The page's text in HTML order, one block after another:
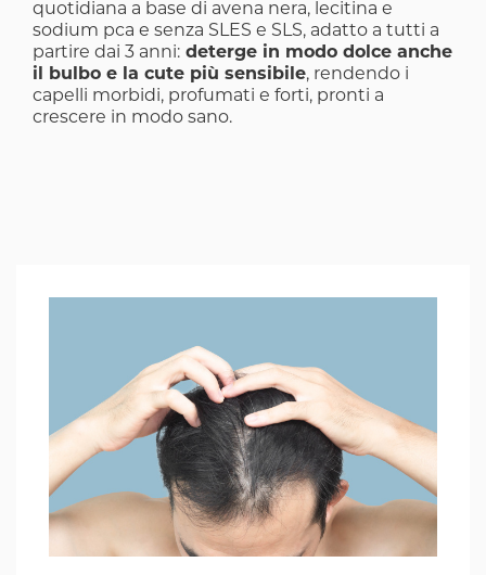
quotidiana a base di avena nera, lecitina e
sodium pca e senza SLES e SLS, adatto a tutti a
partire dai 3 anni: deterge in modo dolce anche
il bulbo e la cute più sensibile, rendendo i
capelli morbidi, profumati e forti, pronti a
crescere in modo sano.